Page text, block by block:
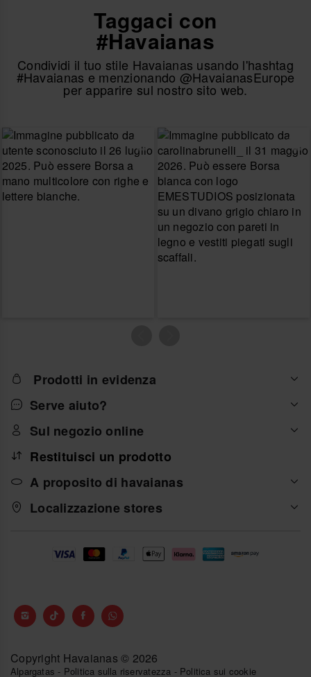
Taggaci con
#Havaianas
Condividi il tuo stile Havaianas usando l'hashtag
#Havaianas e menzionando @HavaianasEurope
per apparire sul nostro sito web.
Prodotti in evidenza
Serve aiuto?
Sul negozio online
Restituisci un prodotto
A proposito di havaianas
Localizzazione stores
Copyright Havaianas © 2026
Alpargatas - Politica sulla riservatezza - Politica sui cookie